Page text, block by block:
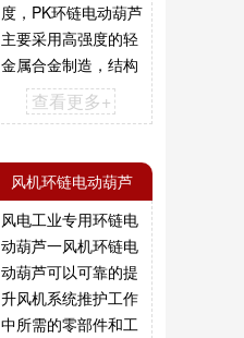
度，PK环链电动葫芦
主要采用高强度的轻
金属合金制造，结构
紧凑、体积小、自重
轻等优点。...
查看更多+
风机环链电动葫芦
风电工业专用环链电
动葫芦一风机环链电
动葫芦可以可靠的提
升风机系统推护工作
中所需的零部件和工